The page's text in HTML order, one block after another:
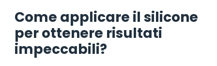
Come applicare il silicone
per ottenere risultati
impeccabili?